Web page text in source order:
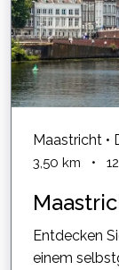
Maastricht •
3,50 km •
Entdecken
einem